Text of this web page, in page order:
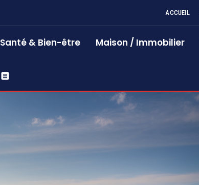
ACCUEIL
Santé & Bien-être Maison / Immobilier